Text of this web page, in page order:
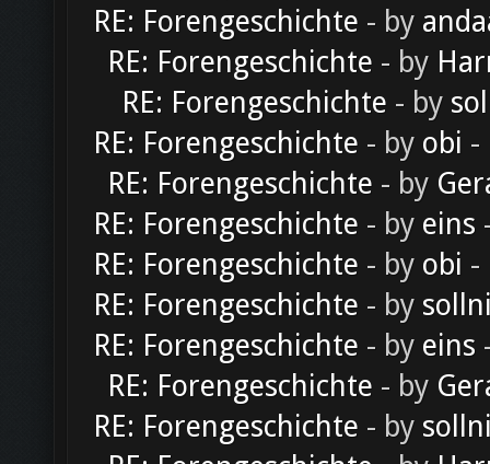
RE: Forengeschichte - by
RE: Forengeschichte - by
RE: Forengeschichte - by
RE: Forengeschichte - by obi -
RE: Forengeschichte - by
RE: Forengeschichte - by eins
RE: Forengeschichte - by obi -
RE: Forengeschichte - by
RE: Forengeschichte - by eins
RE: Forengeschichte - by
RE: Forengeschichte - by